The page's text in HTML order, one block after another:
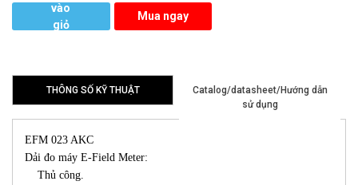
vào
giỏ
Mua ngay
THÔNG SỐ KỸ THUẬT
Catalog/datasheet/Hướng dẫn
sử dụng
EFM 023 AKC
Dải đo máy E-Field Meter:
Thủ công.